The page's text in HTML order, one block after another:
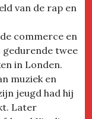
van de rap en
commerce en
gedurende twee
in Londen.
muziek en
jeugd had hij
Later